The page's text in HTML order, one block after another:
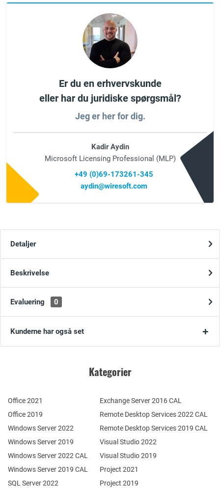
Er du en erhvervskunde
eller har du juridiske spørgsmål?
Jeg er her for dig.
Kadir Aydin
Microsoft Licensing Professional (MLP)
+49 (0)69-173261-345
aydin@wiresoft.com
Detaljer
Beskrivelse
Evaluering 0
Kunderne har også set
Kategorier
Office 2021
Office 2019
Windows Server 2022
Windows Server 2019
SQL Server 2022
Windows Server 2022 CAL
Windows Server 2019 CAL
Remote Desktop Services 2022 CAL
Remote Desktop Services 2019 CAL
Exchange Server 2016 CAL
Visual Studio 2022
Visual Studio 2019
Project 2021
Project 2019